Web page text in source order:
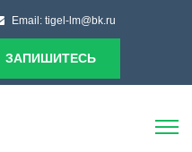
Email: tigel-lm@bk.ru
ЗАПИШИТЕСЬ